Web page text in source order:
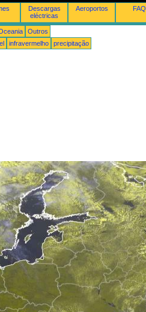
Descargas
eléctricas
Aeroportos FAQ
Outros
infravermelho precipitação